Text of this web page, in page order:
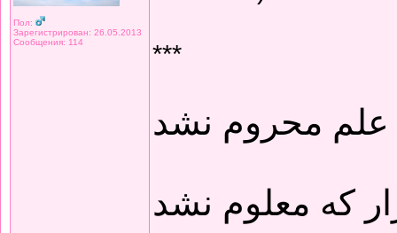
Пол:
Зарегистрирован: 26.05.2013
Сообщения: 114
***
محروم نشد
که معلوم نشد